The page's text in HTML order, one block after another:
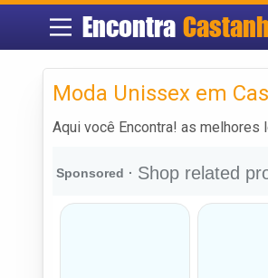
Encontra
Moda Unissex em
Aqui você Encontra! as melhores